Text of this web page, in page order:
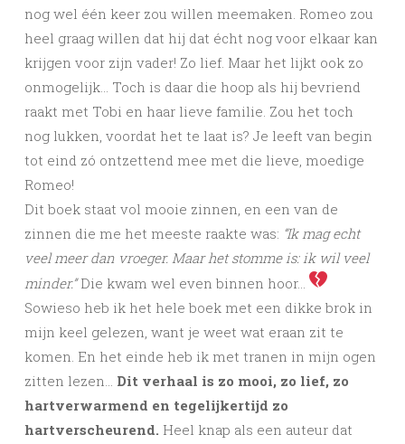
nog wel één keer zou willen meemaken. Romeo zou
heel graag willen dat hij dat écht nog voor elkaar kan
krijgen voor zijn vader! Zo lief. Maar het lijkt ook zo
onmogelijk… Toch is daar die hoop als hij bevriend
raakt met Tobi en haar lieve familie. Zou het toch
nog lukken, voordat het te laat is? Je leeft van begin
tot eind zó ontzettend mee met die lieve, moedige
Romeo!
Dit boek staat vol mooie zinnen, en een van de
zinnen die me het meeste raakte was: “Ik mag echt
veel meer dan vroeger. Maar het stomme is: ik wil veel
minder.”Die kwam wel even binnen hoor…
Sowieso heb ik het hele boek met een dikke brok in
mijn keel gelezen, want je weet wat eraan zit te
komen. En het einde heb ik met tranen in mijn ogen
zitten lezen… Dit verhaal is zo mooi, zo lief, zo
hartverwarmend en tegelijkertijd zo
hartverscheurend. Heel knap als een auteur dat